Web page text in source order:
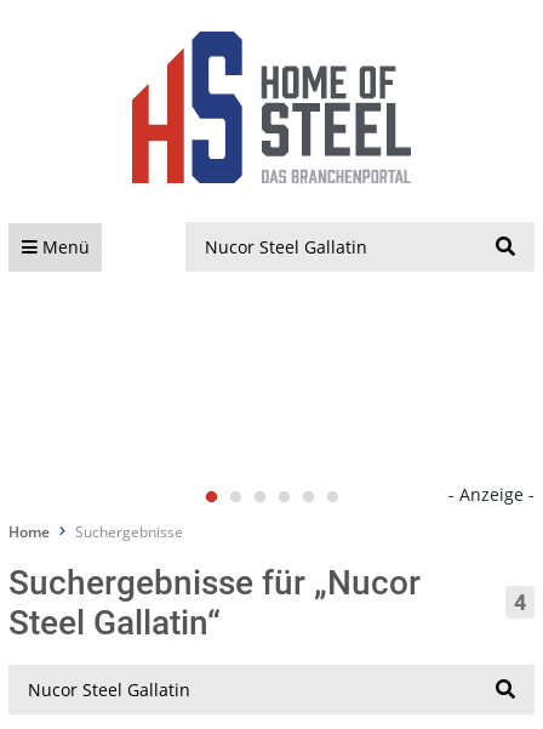
Menü
- Anzeige -
Home Suchergebnisse
Suchergebnisse für „Nucor
Steel Gallatin“
4